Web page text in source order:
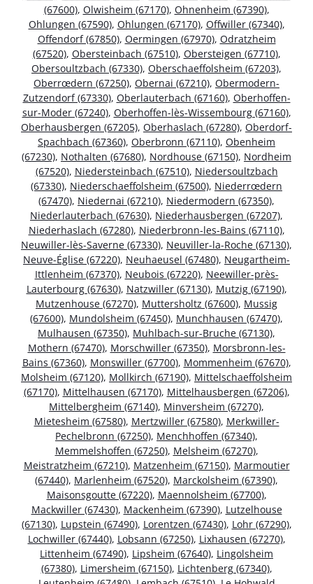
(67600), Olwisheim (67170), Ohnenheim (67390),
Ohlungen (67590), Ohlungen (67170), Offwiller (67340),
Offendorf (67850), Oermingen (67970), Odratzheim
(67520), Obersteinbach (67510), Obersteigen (67710),
Obersoultzbach (67330), Oberschaeffolsheim (67203),
Oberrœdern (67250), Obernai (67210), Obermodern-
Zutzendorf (67330), Oberlauterbach (67160), Oberhoffen-
sur-Moder (67240), Oberhoffen-lès-Wissembourg (67160),
Oberhausbergen (67205), Oberhaslach (67280), Oberdorf-
Spachbach (67360), Oberbronn (67110), Obenheim
(67230), Nothalten (67680), Nordhouse (67150), Nordheim
(67520), Niedersteinbach (67510), Niedersoultzbach
(67330), Niederschaeffolsheim (67500), Niederrœdern
(67470), Niedernai (67210), Niedermodern (67350),
Niederlauterbach (67630), Niederhausbergen (67207),
Niederhaslach (67280), Niederbronn-les-Bains (67110),
Neuwiller-lès-Saverne (67330), Neuviller-la-Roche (67130),
Neuve-Église (67220), Neuhaeusel (67480), Neugartheim-
Ittlenheim (67370), Neubois (67220), Neewiller-près-
Lauterbourg (67630), Natzwiller (67130), Mutzig (67190),
Mutzenhouse (67270), Muttersholtz (67600), Mussig
(67600), Mundolsheim (67450), Munchhausen (67470),
Mulhausen (67350), Muhlbach-sur-Bruche (67130),
Mothern (67470), Morschwiller (67350), Morsbronn-les-
Bains (67360), Monswiller (67700), Mommenheim (67670),
Molsheim (67120), Mollkirch (67190), Mittelschaeffolsheim
(67170), Mittelhausen (67170), Mittelhausbergen (67206),
Mittelbergheim (67140), Minversheim (67270),
Mietesheim (67580), Mertzwiller (67580), Merkwiller-
Pechelbronn (67250), Menchhoffen (67340),
Memmelshoffen (67250), Melsheim (67270),
Meistratzheim (67210), Matzenheim (67150), Marmoutier
(67440), Marlenheim (67520), Marckolsheim (67390),
Maisonsgoutte (67220), Maennolsheim (67700),
Mackwiller (67430), Mackenheim (67390), Lutzelhouse
(67130), Lupstein (67490), Lorentzen (67430), Lohr (67290),
Lochwiller (67440), Lobsann (67250), Lixhausen (67270),
Littenheim (67490), Lipsheim (67640), Lingolsheim
(67380), Limersheim (67150), Lichtenberg (67340),